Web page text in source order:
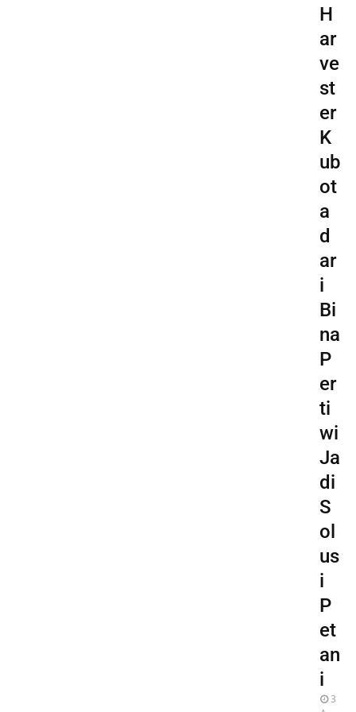
H
ar
ve
st
er
K
ub
ot
a
d
ar
i
Bi
na
P
er
ti
wi
Ja
di
S
ol
us
i
P
et
an
i
3